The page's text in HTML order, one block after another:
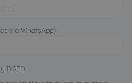
vía WhatsApp)
RGPD